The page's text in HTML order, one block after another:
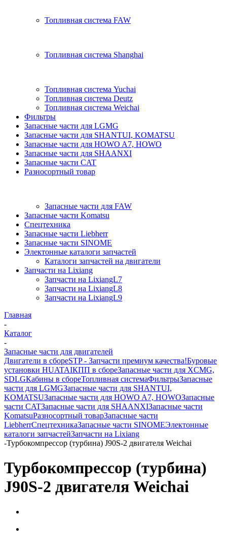
Топливная система FAW
Топливная система Shanghai
Топливная система Yuchai
Топливная система Deutz
Топливная система Weichai
Фильтры
Запасные части для LGMG
Запасные части для SHANTUI, KOMATSU
Запасные части для HOWO A7, HOWO
Запасные части для SHAANXI
Запасные части CAT
Разносортный товар
Запасные части для FAW
Запасные части Komatsu
Спецтехника
Запасные части Liebherr
Запасные части SINOME
Электонные каталоги запчастей
Каталоги запчастей на двигатели
Запчасти на Lixiang
Запчасти на LixiangL7
Запчасти на LixiangL8
Запчасти на LixiangL9
Главная
-
Каталог
-
Запасные части для двигателей
Двигатели в сбореSTP - Запчасти премиум качества!Буровые
установки HUATAIКПП в сбореЗапасные части для XCMG,
SDLGКабины в сбореТопливная системаФильтрыЗапасные
части для LGMGЗапасные части для SHANTUI,
KOMATSUЗапасные части для HOWO A7, HOWOЗапасные
части CATЗапасные части для SHAANXIЗапасные части
KomatsuРазносортный товарЗапасные части
LiebherrСпецтехникаЗапасные части SINOMEЭлектонные
каталоги запчастейЗапчасти на Lixiang
-Турбокомпрессор (турбина) J90S-2 двигателя Weichai
Турбокомпрессор (турбина)
J90S-2 двигателя Weichai